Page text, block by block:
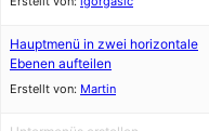
Hauptmenü in zwei horizontale
Ebenen aufteilen
Erstellt von: Martin